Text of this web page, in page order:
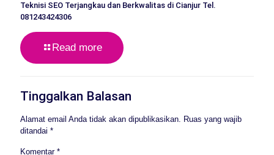
Teknisi SEO Terjangkau dan Berkwalitas di Cianjur Tel.
081243424306
Read more
Tinggalkan Balasan
Alamat email Anda tidak akan dipublikasikan. Ruas yang wajib
ditandai *
Komentar *